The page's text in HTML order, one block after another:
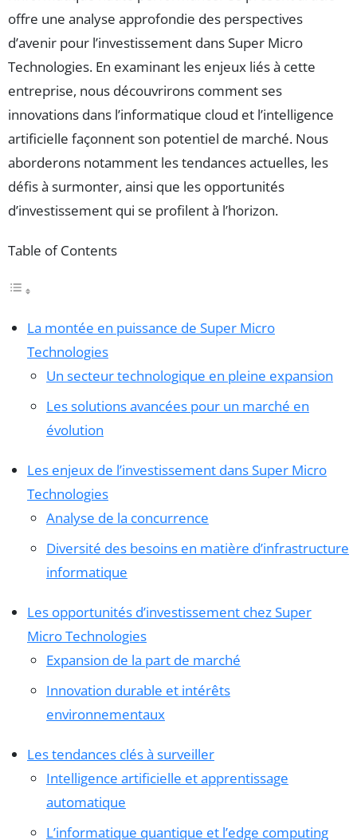
offre une analyse approfondie des perspectives
d’avenir pour l’investissement dans Super Micro
Technologies. En examinant les enjeux liés à cette
entreprise, nous découvrirons comment ses
innovations dans l’informatique cloud et l’intelligence
artificielle façonnent son potentiel de marché. Nous
aborderons notamment les tendances actuelles, les
défis à surmonter, ainsi que les opportunités
d’investissement qui se profilent à l’horizon.
Table of Contents
La montée en puissance de Super Micro
Technologies
Un secteur technologique en pleine expansion
Les solutions avancées pour un marché en
évolution
Les enjeux de l’investissement dans Super Micro
Technologies
Analyse de la concurrence
Diversité des besoins en matière d’infrastructure
informatique
Les opportunités d’investissement chez Super
Micro Technologies
Expansion de la part de marché
Innovation durable et intérêts
environnementaux
Les tendances clés à surveiller
Intelligence artificielle et apprentissage
automatique
L’informatique quantique et l’edge computing